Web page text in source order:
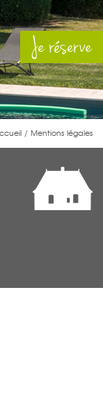
Je réserve
/ Mentions légales